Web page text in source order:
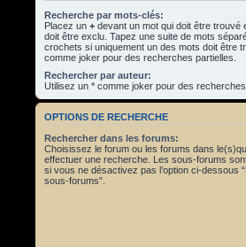
Recherche par mots-clés:
Placez un + devant un mot qui doit être trouvé
doit être exclu. Tapez une suite de mots
crochets si uniquement un des mots doit être
comme joker pour des recherches partielles.
Rechercher par auteur:
Utilisez un * comme joker pour des recherches
OPTIONS DE RECHERCHE
Rechercher dans les forums:
Choisissez le forum ou les forums dans
effectuer une recherche. Les sous-forums
si vous ne désactivez pas l’option ci-dessous
sous-forums”.